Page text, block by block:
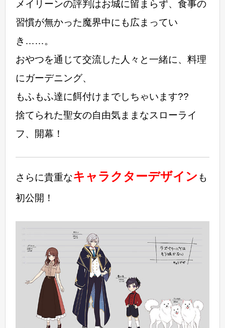
メイリーンの評判はお城に留まらず、食事の
習慣が無かった魔界中にも広まってい
き……。
おやつを通じて交流した人々と一緒に、料理
にガーデニング、
もふもふ達に餌付けまでしちゃいます??
捨てられた聖女の自由気ままなスローライ
フ、開幕！
さらに貴重なキャラクターデザイン も
初公開！